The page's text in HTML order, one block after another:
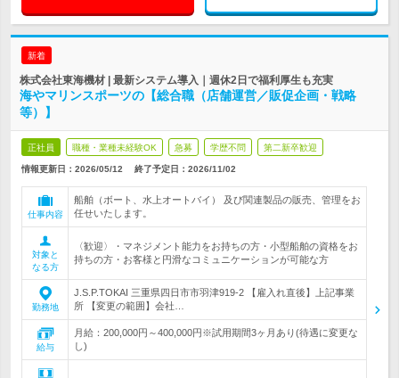
新着
株式会社東海機材 | 最新システム導入｜週休2日で福利厚生も充実
海やマリンスポーツの【総合職（店舗運営／販促企画・戦略
等）】
正社員 職種・業種未経験OK 急募 学歴不問 第二新卒歓迎
情報更新日：2026/05/12 終了予定日： 2026/11/02
仕事内容
船舶（ボート、水上オートバイ） 及び関連製品の販売、管理をお
任せいたします。
対象と
なる方
〈歓迎〉・マネジメント能力をお持ちの方・小型船舶の資格をお
持ちの方・お客様と円滑なコミュニケーションが可能な方
勤務地
J.S.P.TOKAI 三重県四日市市羽津919-2 【雇入れ直後】上記事業
所 【変更の範囲】会社…
給与
月給：200,000円～400,000円※試用期間3ヶ月あり(待遇に変更な
し)